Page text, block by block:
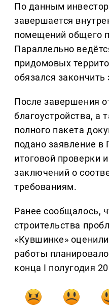
По данным
завершается
помещений общего
Параллельно
придомовых
обязался
После завершения
благоустройства, а
полного пакета
подано заявление в
итоговой проверки
заключений о
требованиям.
Ранее сообщалось,
строительства
«Кувшинке»
работы
конца I полугодия